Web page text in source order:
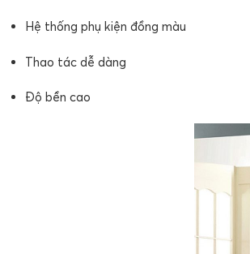
Hệ thống phụ kiện đồng màu
Thao tác dễ dàng
Độ bền cao